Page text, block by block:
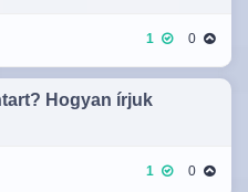
1 0
Hogyan írjuk
1 0